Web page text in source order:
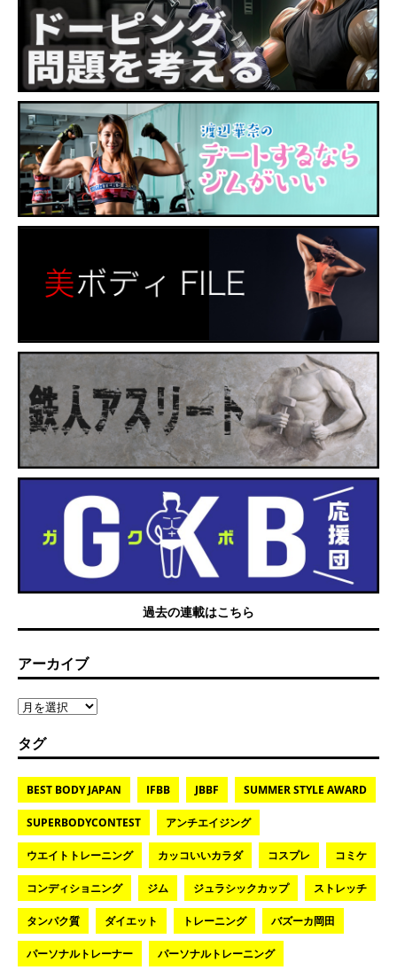
過去の連載はこちら
アーカイブ
タグ
BEST BODY JAPAN IFBB JBBF SUMMER STYLE AWARD
SUPERBODYCONTEST アンチエイジング
ウエイトトレーニング カッコいいカラダ コスプレ コミケ
コンディショニング ジム ジュラシックカップ ストレッチ
タンパク質 ダイエット トレーニング バズーカ岡田
パーソナルトレーナー パーソナルトレーニング